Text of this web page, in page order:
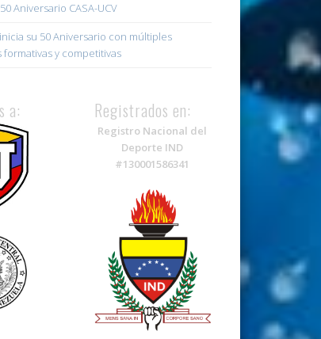
Aniversario CASA-UCV
inicia su 50 Aniversario con múltiples
formativas y competitivas
a: Registrados en:
Registro Nacional del
Deporte IND
#130001586341